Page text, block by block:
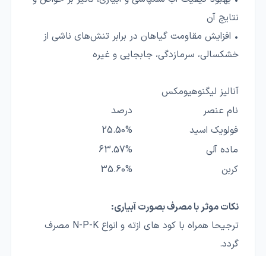
نتایج آن
• افزایش مقاومت گیاهان در برابر تنش‌های ناشی از
خشکسالی، سرمازدگی، جابجایی و غیره
آنالیز لیگنوهیومکس
نام عنصر
درصد
فولویک اسید
25.50%
ماده آلی
63.57%
کربن
35.60%
نکات موثر با مصرف بصورت آبیاری:
ترجیحا همراه با کود های ازته و انواع N-P-K مصرف
گردد.